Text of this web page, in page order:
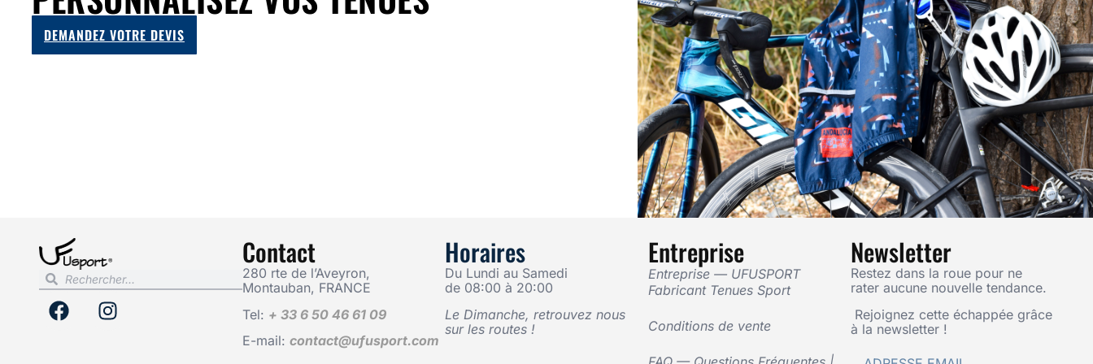
DEMANDEZ VOTRE DEVIS
Contact
280 rte de l’Aveyron,
Montauban, FRANCE
Tel: + 33 6 50 46 61 09
E-mail: contact@ufusport.com
Horaires
Du Lundi au Samedi
de 08:00 à 20:00
Le Dimanche, retrouvez nous
sur les routes !
Entreprise
Entreprise — UFUSPORT
Fabricant Tenues Sport
Conditions de vente
Newsletter
Restez dans la roue pour ne
rater aucune nouvelle tendance.
Rejoignez cette échappée grâce
à la newsletter !